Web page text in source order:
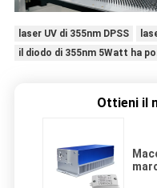
laser UV di 355nm DPSS
il diodo di 355nm 5Watt ha
Ottieni il